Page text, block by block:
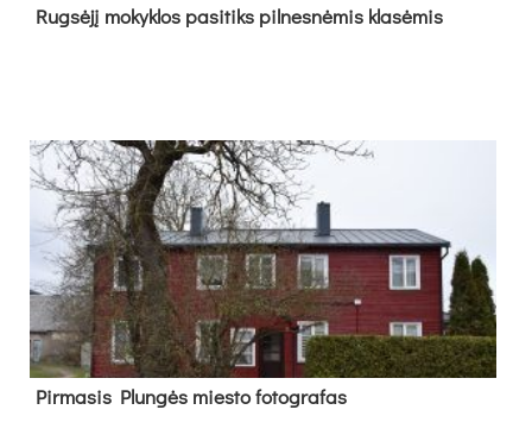
Rug­sė­jį mo­kyk­los pa­si­tiks pil­nes­nė­mis kla­sė­mis
Pir­ma­sis Plun­gės mies­to fo­tog­ra­fas